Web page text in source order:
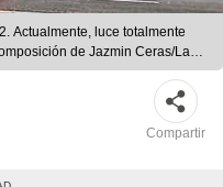
Actualmente, luce totalmente
de Jazmin Ceras/La
Compartir